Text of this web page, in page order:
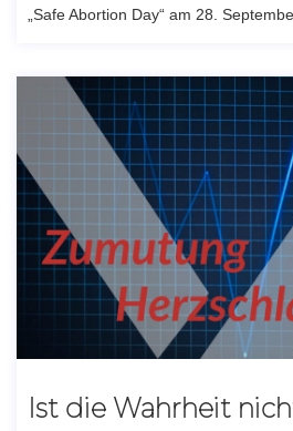
„Safe Abortion Day“ am 28.
Ist die Wahrheit